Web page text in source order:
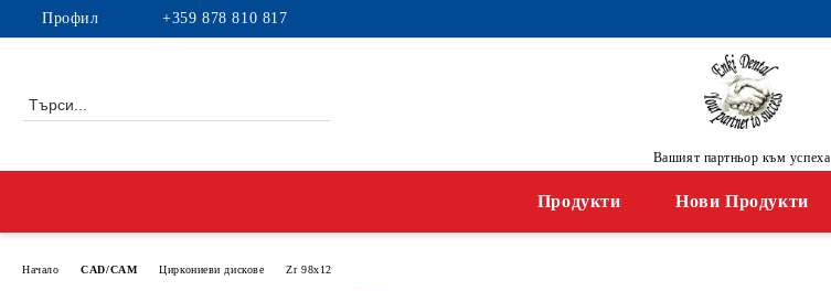
Профил +359 878 810 817
Вашият партньор към успеха
Продукти Нови Продукти
Начало CAD/CAM Циркониеви дискове Zr 98x12